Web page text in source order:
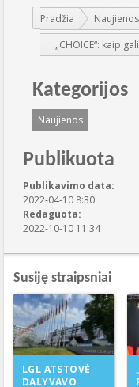
Jūs esate čia:
Pradžia
Naujienos
„CHOICE“: kaip
Kategorijos
Naujienos
Publikuota
Publikavimo data:
2022-04-10 8:30
Redaguota:
2022-10-10 11:34
Susiję straipsniai
LGL ATSTOVĖ
DALYVAVO